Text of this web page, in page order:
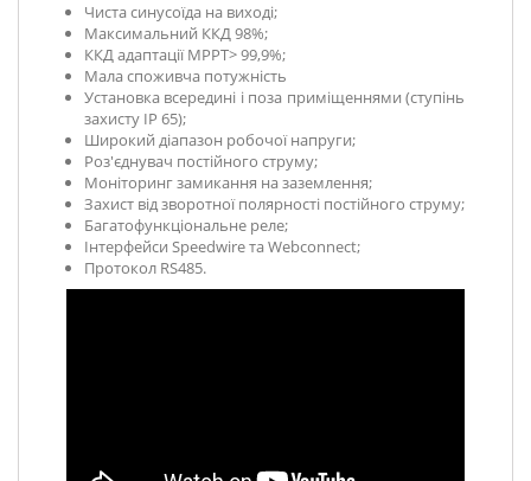
Чиста синусоїда на виході;
Максимальний ККД 98%;
ККД адаптації MPPТ> 99,9%;
Мала споживча потужність
Установка всередині і поза приміщеннями (ступінь
захисту IP 65);
Широкий діапазон робочої напруги;
Роз'єднувач постійного струму;
Моніторинг замикання на заземлення;
Захист від зворотної полярності постійного струму;
Багатофункціональне реле;
Інтерфейси Speedwire та Webconnect;
Протокол RS485.